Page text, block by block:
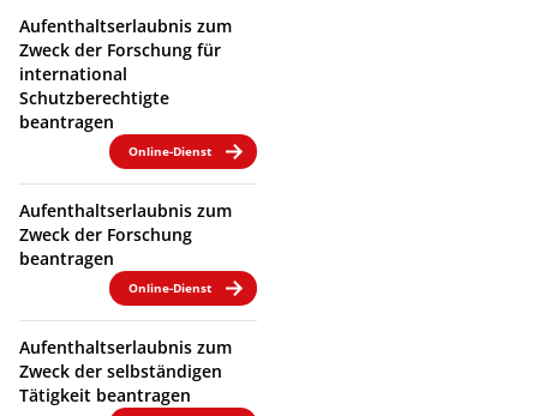
Aufenthaltserlaubnis zum
Zweck der Forschung für
international
Schutzberechtigte
beantragen
Online-Dienst
Aufenthaltserlaubnis zum
Zweck der Forschung
beantragen
Online-Dienst
Aufenthaltserlaubnis zum
Zweck der selbständigen
Tätigkeit beantragen